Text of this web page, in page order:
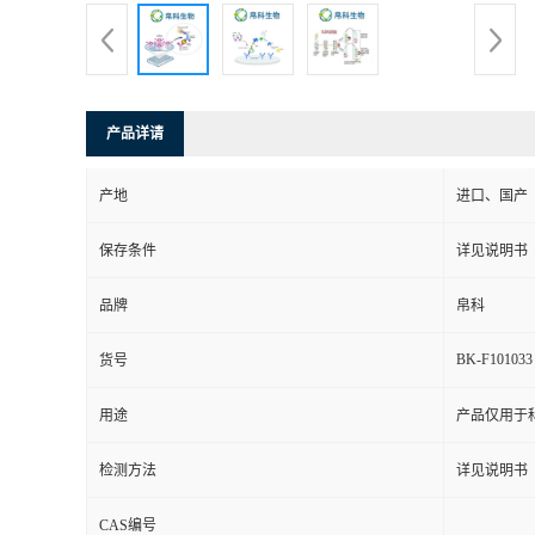
产品详请
产地 进口、国产
保存条件 详见说明书
品牌 帛科
货号 BK-F101033
用途 产品仅用于
检测方法 详见说明书
CAS编号